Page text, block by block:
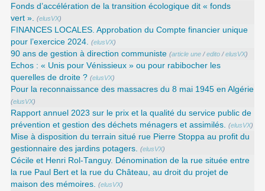
Fonds d’accélération de la transition écologique dit « fonds
vert ». (elusVX)
FINANCES LOCALES. Approbation du Compte financier unique
pour l’exercice 2024. (elusVX)
90 ans de gestion à direction communiste (article une /edito /elusVX)
Echos : « Unis pour Vénissieux » ou pour rabibocher les
querelles de droite ? (elusVX)
Pour la reconnaissance des massacres du 8 mai 1945 en Algérie
(elusVX)
Rapport annuel 2023 sur le prix et la qualité du service public de
prévention et gestion des déchets ménagers et assimilés. (elusVX)
Mise à disposition du terrain situé rue Pierre Stoppa au profit du
gestionnaire des jardins potagers. (elusVX)
Cécile et Henri Rol-Tanguy. Dénomination de la rue située entre
la rue Paul Bert et la rue du Château, au droit du projet de
maison des mémoires. (elusVX)